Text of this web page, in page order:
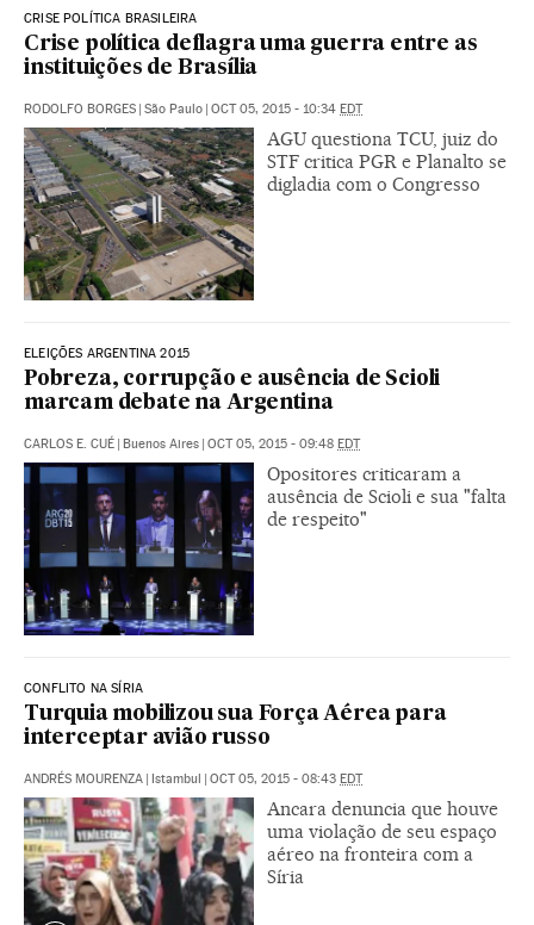
CRISE POLÍTICA BRASILEIRA
Crise política deflagra uma guerra entre as
instituições de Brasília
RODOLFO BORGES São Paulo OCT 05, 2015 - 10:34 EDT
AGU questiona TCU, juiz do
STF critica PGR e Planalto se
digladia com o Congresso
ELEIÇÕES ARGENTINA 2015
Pobreza, corrupção e ausência de Scioli
marcam debate na Argentina
CARLOS E. CUÉ Buenos Aires OCT 05, 2015 - 09:48 EDT
Opositores criticaram a
ausência de Scioli e sua "falta
de respeito"
CONFLITO NA SÍRIA
Turquia mobilizou sua Força Aérea para
interceptar avião russo
ANDRÉS MOURENZA Istambul OCT 05, 2015 - 08:43 EDT
Ancara denuncia que houve
uma violação de seu espaço
aéreo na fronteira com a
Síria